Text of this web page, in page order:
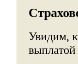
Увидим,